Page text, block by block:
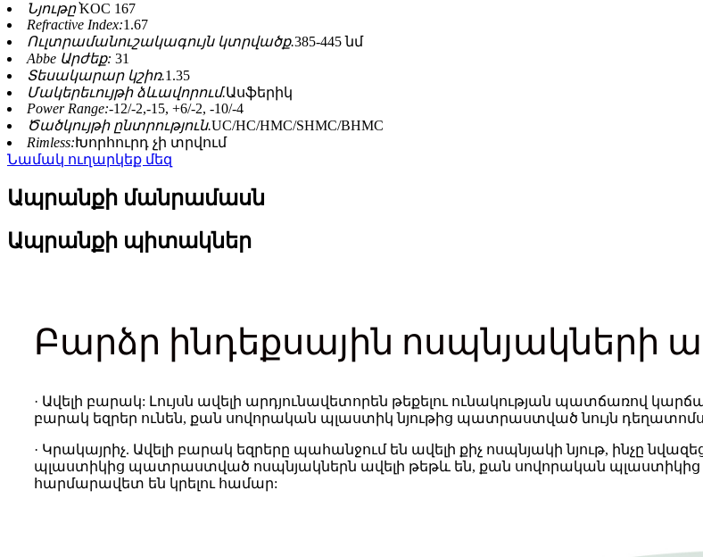
Նյութը՝KOC 167
Refractive Index:1.67
Ուլտրամանուշակագույն կտրվածք.385-445 նմ
Abbe Արժեք: 31
Տեսակարար կշիռ.1.35
Մակերեւույթի ձևավորում.Ասֆերիկ
Power Range:-12/-2,-15, +6/-2, -10/-4
Ծածկույթի ընտրություն.UC/HC/HMC/SHMC/BHMC
Rimless:Խորհուրդ չի տրվում
Նամակ ուղարկեք մեզ
Ապրանքի մանրամասն
Ապրանքի պիտակներ
Բարձր ինդեքսային ոսպնյակների
· Ավելի բարակ: Լույսն ավելի արդյունավետորեն թեքելու ունակության պատճառով
բարակ եզրեր ունեն, քան սովորական պլաստիկ նյութից պատրաստված նույն
· Կրակայրիչ. Ավելի բարակ եզրերը պահանջում են ավելի քիչ ոսպնյակի նյութ, ինչը
պլաստիկից պատրաստված ոսպնյակներն ավելի թեթև են, քան սովորական
հարմարավետ են կրելու համար: